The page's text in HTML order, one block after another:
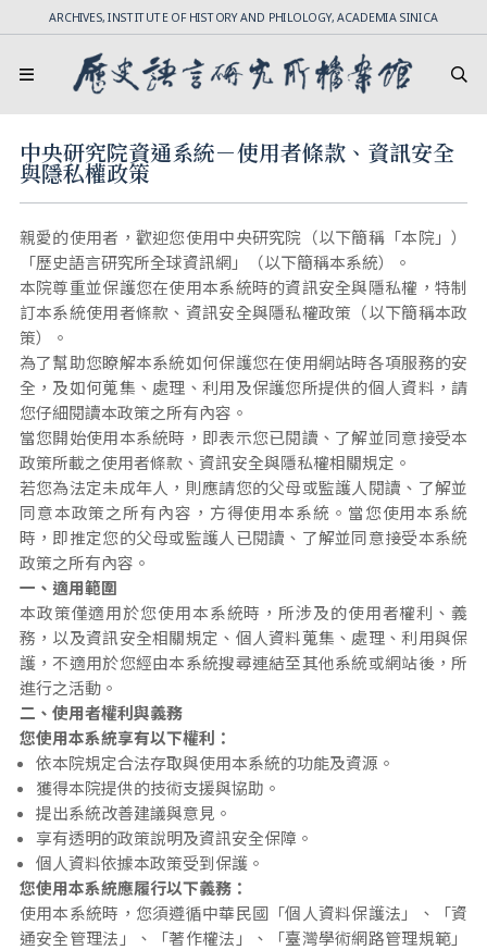
ARCHIVES, INSTITUTE OF HISTORY AND PHILOLOGY, ACADEMIA SINICA
中央研究院資通系統－使用者條款、資訊安全
與隱私權政策
親愛的使用者，歡迎您使用中央研究院（以下簡稱「本院」）
「歷史語言研究所全球資訊網」（以下簡稱本系統）。
本院尊重並保護您在使用本系統時的資訊安全與隱私權，特制
訂本系統使用者條款、資訊安全與隱私權政策（以下簡稱本政
策）。
為了幫助您瞭解本系統如何保護您在使用網站時各項服務的安
全，及如何蒐集、處理、利用及保護您所提供的個人資料，請
您仔細閱讀本政策之所有內容。
當您開始使用本系統時，即表示您已閱讀、了解並同意接受本
政策所載之使用者條款、資訊安全與隱私權相關規定。
若您為法定未成年人，則應請您的父母或監護人閱讀、了解並
同意本政策之所有內容，方得使用本系統。當您使用本系統
時，即推定您的父母或監護人已閱讀、了解並同意接受本系統
政策之所有內容。
一、適用範圍
本政策僅適用於您使用本系統時，所涉及的使用者權利、義
務，以及資訊安全相關規定、個人資料蒐集、處理、利用與保
護，不適用於您經由本系統搜尋連結至其他系統或網站後，所
進行之活動。
二、使用者權利與義務
您使用本系統享有以下權利：
依本院規定合法存取與使用本系統的功能及資源。
獲得本院提供的技術支援與協助。
提出系統改善建議與意見。
享有透明的政策說明及資訊安全保障。
個人資料依據本政策受到保護。
您使用本系統應履行以下義務：
使用本系統時，您須遵循中華民國「個人資料保護法」、「資
通安全管理法」、「著作權法」、「臺灣學術網路管理規範」